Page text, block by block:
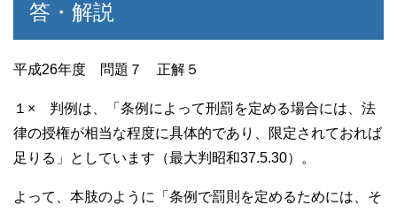
答・解説
平成26年度 問題７ 正解５
１× 判例は、「条例によって刑罰を定める場合には、法
律の授権が相当な程度に具体的であり、限定されておれば
足りる」としています（最大判昭和37.5.30）。
よって、本肢のように「条例で罰則を定めるためには、そ